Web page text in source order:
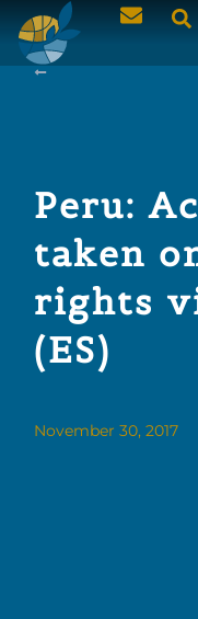
Peru:
taken
rights
(ES)
November 30, 2017